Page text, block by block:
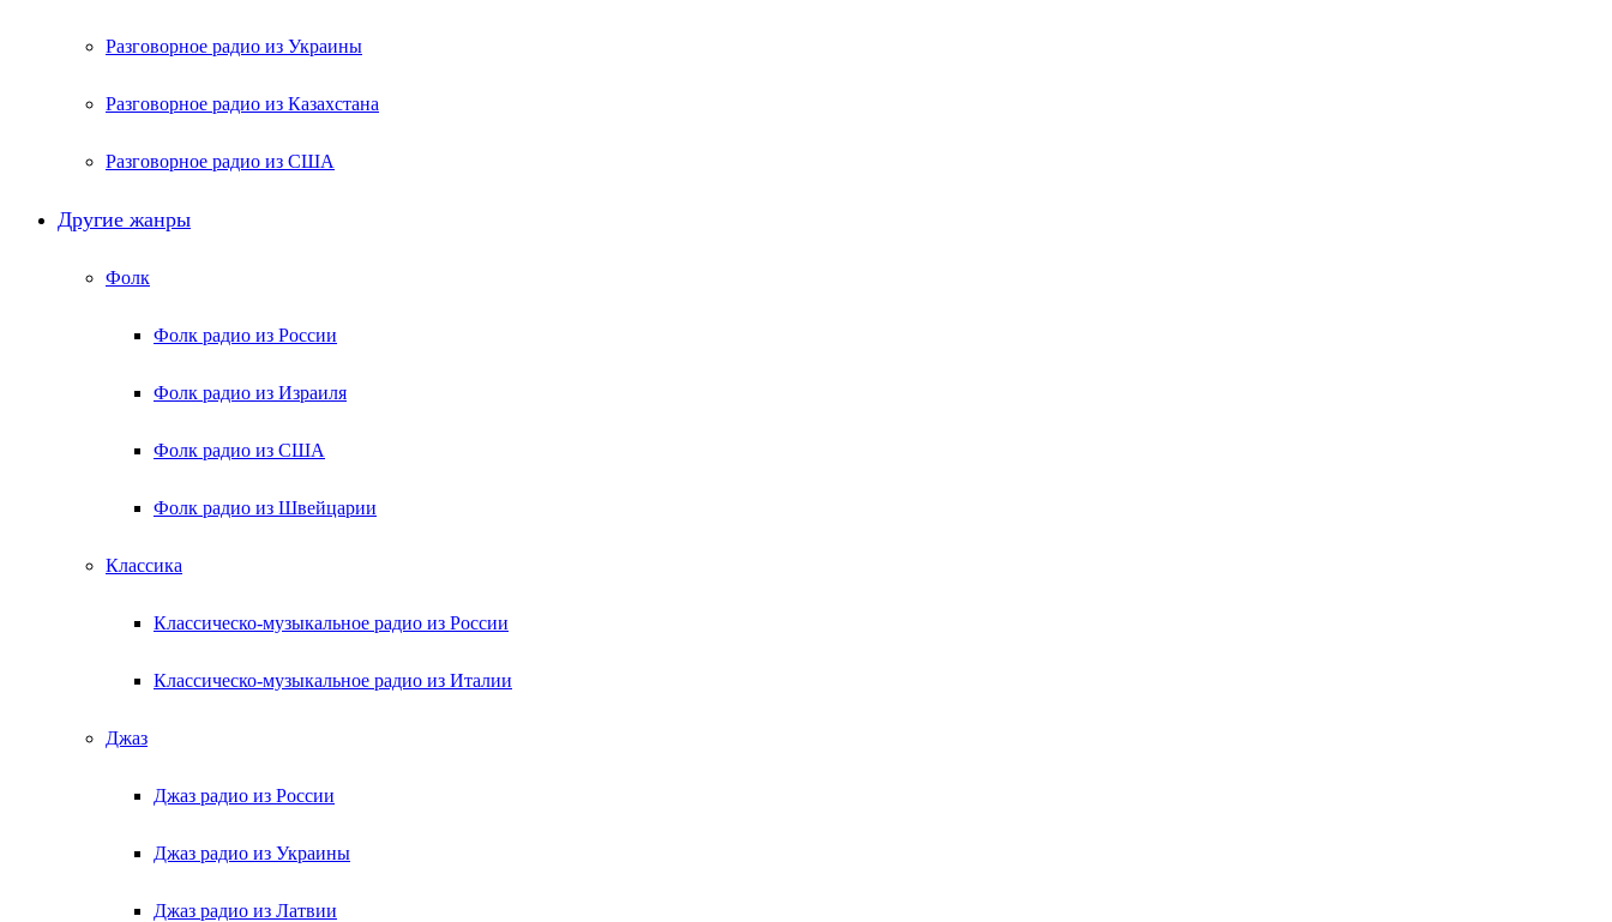
Разговорное радио из Украины
Разговорное радио из Казахстана
Разговорное радио из США
Другие жанры
Фолк
Фолк радио из России
Фолк радио из Израиля
Фолк радио из США
Фолк радио из Швейцарии
Классика
Классическо-музыкальное радио из России
Классическо-музыкальное радио из Италии
Джаз
Джаз радио из России
Джаз радио из Украины
Джаз радио из Латвии